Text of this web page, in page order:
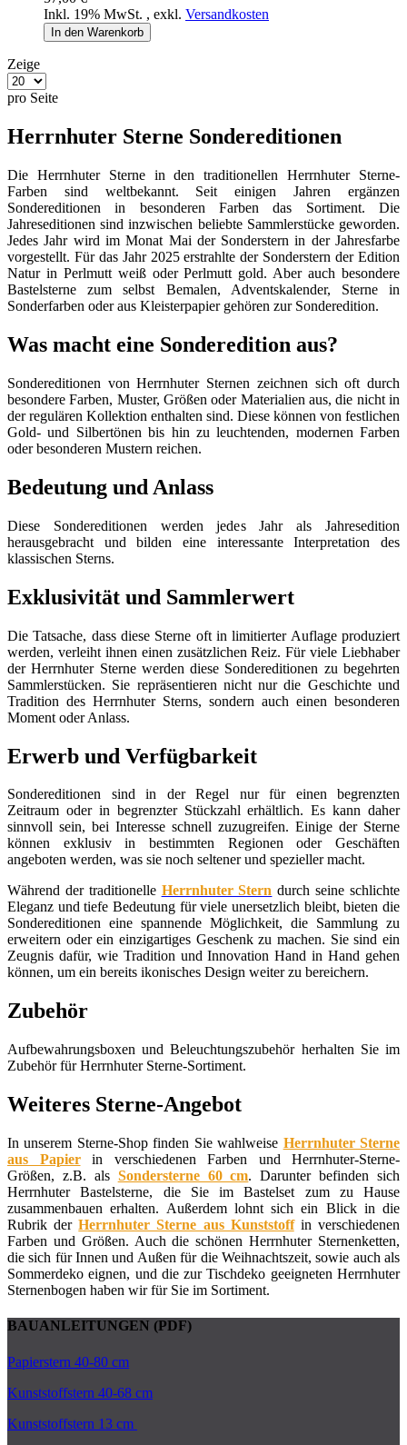
Inkl. 19% MwSt. , exkl. Versandkosten
In den Warenkorb
Zeige
pro Seite
Herrnhuter Sterne Sondereditionen
Die Herrnhuter Sterne in den traditionellen Herrnhuter Sterne-
Farben sind weltbekannt. Seit einigen Jahren ergänzen
Sondereditionen in besonderen Farben das Sortiment. Die
Jahreseditionen sind inzwischen beliebte Sammlerstücke geworden.
Jedes Jahr wird im Monat Mai der Sonderstern in der Jahresfarbe
vorgestellt. Für das Jahr 2025 erstrahlte der Sonderstern der Edition
Natur in Perlmutt weiß oder Perlmutt gold. Aber auch besondere
Bastelsterne zum selbst Bemalen, Adventskalender, Sterne in
Sonderfarben oder aus Kleisterpapier gehören zur Sonderedition.
Was macht eine Sonderedition aus?
Sondereditionen von Herrnhuter Sternen zeichnen sich oft durch
besondere Farben, Muster, Größen oder Materialien aus, die nicht in
der regulären Kollektion enthalten sind. Diese können von festlichen
Gold- und Silbertönen bis hin zu leuchtenden, modernen Farben
oder besonderen Mustern reichen.
Bedeutung und Anlass
Diese Sondereditionen werden jedes Jahr als Jahresedition
herausgebracht und bilden eine interessante Interpretation des
klassischen Sterns.
Exklusivität und Sammlerwert
Die Tatsache, dass diese Sterne oft in limitierter Auflage produziert
werden, verleiht ihnen einen zusätzlichen Reiz. Für viele Liebhaber
der Herrnhuter Sterne werden diese Sondereditionen zu begehrten
Sammlerstücken. Sie repräsentieren nicht nur die Geschichte und
Tradition des Herrnhuter Sterns, sondern auch einen besonderen
Moment oder Anlass.
Erwerb und Verfügbarkeit
Sondereditionen sind in der Regel nur für einen begrenzten
Zeitraum oder in begrenzter Stückzahl erhältlich. Es kann daher
sinnvoll sein, bei Interesse schnell zuzugreifen. Einige der Sterne
können exklusiv in bestimmten Regionen oder Geschäften
angeboten werden, was sie noch seltener und spezieller macht.
Während der traditionelle Herrnhuter Stern durch seine schlichte
Eleganz und tiefe Bedeutung für viele unersetzlich bleibt, bieten die
Sondereditionen eine spannende Möglichkeit, die Sammlung zu
erweitern oder ein einzigartiges Geschenk zu machen. Sie sind ein
Zeugnis dafür, wie Tradition und Innovation Hand in Hand gehen
können, um ein bereits ikonisches Design weiter zu bereichern.
Zubehör
Aufbewahrungsboxen und Beleuchtungszubehör herhalten Sie im
Zubehör für Herrnhuter Sterne-Sortiment.
Weiteres Sterne-Angebot
In unserem Sterne-Shop finden Sie wahlweise Herrnhuter Sterne
aus Papierin verschiedenen Farben und Herrnhuter-Sterne-
Größen, z.B. als Sondersterne 60 cm. Darunter befinden sich
Herrnhuter Bastelsterne, die Sie im Bastelset zum zu Hause
zusammenbauen erhalten. Außerdem lohnt sich ein Blick in die
Rubrik derHerrnhuter Sterne aus Kunststoffin verschiedenen
Farben und Größen. Auch die schönen Herrnhuter Sternenketten,
die sich für Innen und Außen für die Weihnachtszeit, sowie auch als
Sommerdeko eignen, und die zur Tischdeko geeigneten Herrnhuter
Sternenbogen haben wir für Sie im Sortiment.
BAUANLEITUNGEN (PDF)
Papierstern 40-80 cm
Kunststoffstern 40-68 cm
Kunststoffstern 13 cm